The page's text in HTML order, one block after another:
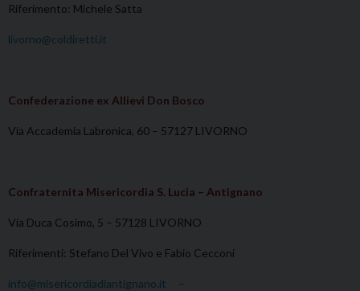
Riferimento: Michele Satta
livorno@coldiretti.it
Confederazione ex Allievi Don Bosco
Via Accademia Labronica, 60 – 57127 LIVORNO
Confraternita Misericordia S. Lucia – Antignano
Via Duca Cosimo, 5 – 57128 LIVORNO
Riferimenti: Stefano Del Vivo e Fabio Cecconi
info@misericordiadiantignano.it –